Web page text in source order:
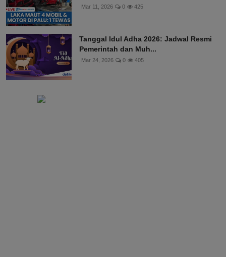
Mar 11, 2026 0 425
Tanggal Idul Adha 2026: Jadwal Resmi
Pemerintah dan Muh...
Mar 24, 2026 0 405